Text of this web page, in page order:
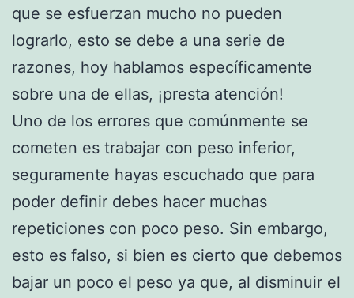
que se esfuerzan mucho no pueden
lograrlo, esto se debe a una serie de
razones, hoy hablamos específicamente
sobre una de ellas, ¡presta atención!
Uno de los errores que comúnmente se
cometen es trabajar con peso inferior,
seguramente hayas escuchado que para
poder definir debes hacer muchas
repeticiones con poco peso. Sin embargo,
esto es falso, si bien es cierto que debemos
bajar un poco el peso ya que, al disminuir el